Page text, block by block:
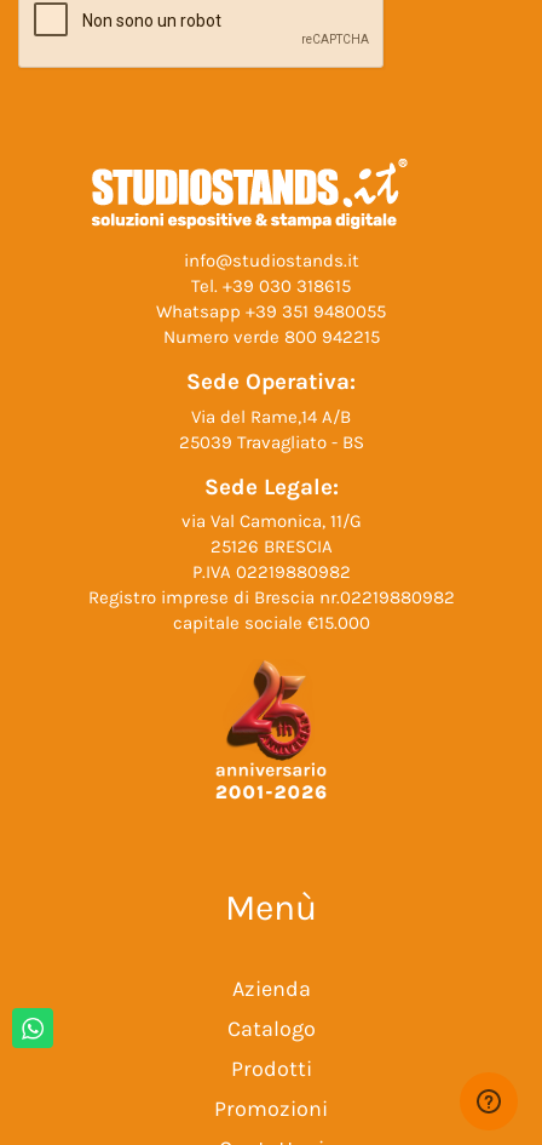
info@studiostands.it
Tel. +39 030 318615
Whatsapp +39 351 9480055
Numero verde 800 942215
Sede Operativa:
Via del Rame,14 A/B
25039 Travagliato - BS
Sede Legale:
via Val Camonica, 11/G
25126 BRESCIA
P.IVA 02219880982
Registro imprese di Brescia nr.02219880982
capitale sociale €15.000
Menù
Azienda
Catalogo
Prodotti
Promozioni